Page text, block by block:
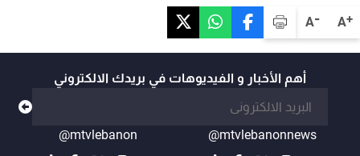
A+
A-
أهم الأخبار و الفيديوهات في بريدك الالكتروني
@mtvlebanonnews
@mtvlebanon